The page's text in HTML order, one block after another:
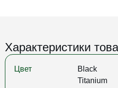
Характеристики
Цвет
Black
Titanium